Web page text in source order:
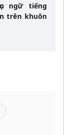
ngữ tiếng
trên khuôn